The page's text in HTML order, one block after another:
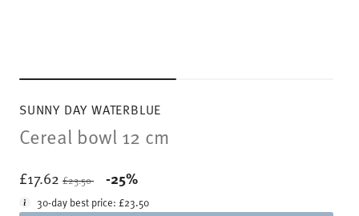
SUNNY DAY WATERBLUE
Cereal bowl 12 cm
£17.62 Price reduced from
£23.50 -25%
30-day best price:£23.50